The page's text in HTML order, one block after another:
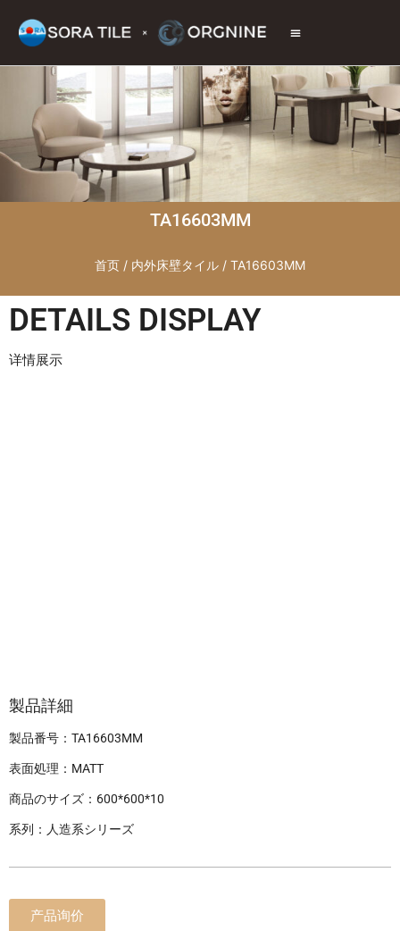
TA16603MM
首页 / 内外床壁タイル / TA16603MM
DETAILS DISPLAY
详情展示
製品詳細
製品番号：TA16603MM
表面処理：MATT
商品のサイズ：600*600*10
系列：人造系シリーズ
产品询价